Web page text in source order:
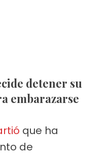
embarazarse
que ha
de